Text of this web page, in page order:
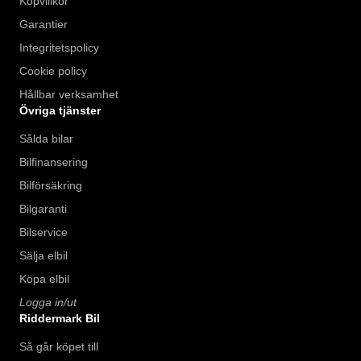
Garantier
Integritetspolicy
Cookie policy
Hållbar verksamhet
Övriga tjänster
Sålda bilar
Bilfinansering
Bilförsäkring
Bilgaranti
Bilservice
Sälja elbil
Köpa elbil
Logga in/ut
Riddermark Bil
Så går köpet till